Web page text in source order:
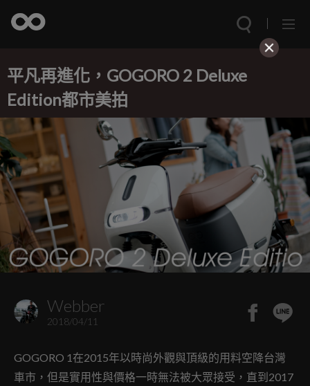
平凡再進化，GOGORO 2 Deluxe
Edition都市美拍
Webber
2018/04/11
GOGORO 1在2015年以時尚外觀與頂級的用料空降台灣
車市，但是實用性與價格一時無法被大眾接受，直到2017